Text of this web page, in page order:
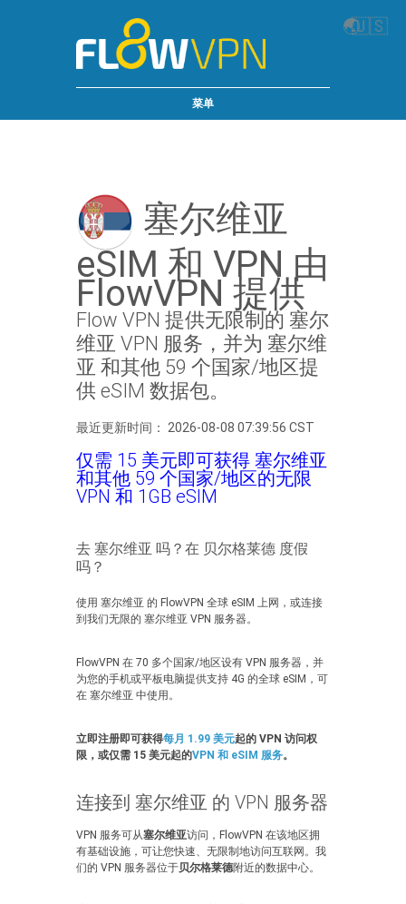
🌏🇺🇸
菜单
塞尔维亚
eSIM 和 VPN 由
FlowVPN 提供
Flow VPN 提供无限制的 塞尔
维亚 VPN 服务，并为 塞尔维
亚 和其他 59 个国家/地区提
供 eSIM 数据包。
最近更新时间： 2026-08-08 07:39:56 CST
仅需 15 美元即可获得 塞尔维亚
和其他 59 个国家/地区的无限
VPN 和 1GB eSIM
去 塞尔维亚 吗？在 贝尔格莱德 度假
吗？
使用 塞尔维亚 的 FlowVPN 全球 eSIM 上网，或连接
到我们无限的 塞尔维亚 VPN 服务器。
FlowVPN 在 70 多个国家/地区设有 VPN 服务器，并
为您的手机或平板电脑提供支持 4G 的全球 eSIM，可
在 塞尔维亚 中使用。
立即注册即可获得每月 1.99 美元起的 VPN 访问权
限，或仅需 15 美元起的VPN 和 eSIM 服务。
连接到 塞尔维亚 的 VPN 服务器
VPN 服务可从塞尔维亚访问，FlowVPN 在该地区拥
有基础设施，可让您快速、无限制地访问互联网。我
们的 VPN 服务器位于贝尔格莱德附近的数据中心。